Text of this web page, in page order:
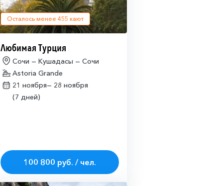
Осталось менее 455 кают
Любимая Турция
Сочи — Кушадасы — Сочи
Astoria Grande
21 ноября— 28 ноября
(7 дней)
100 800 руб. / чел.